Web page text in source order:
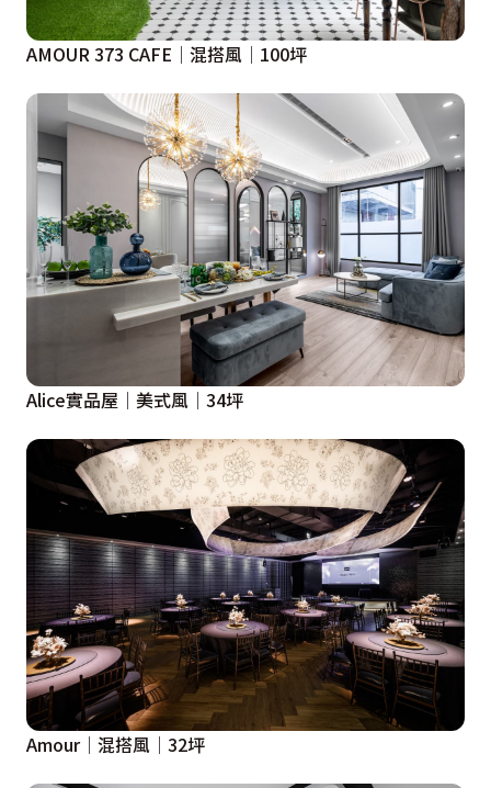
AMOUR 373 CAFE│混搭風│100坪
Alice實品屋│美式風│34坪
Amour│混搭風│32坪